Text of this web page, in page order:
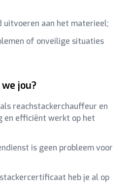
uitvoeren aan het materieel;
of onveilige situaties
jou?
reachstackerchauffeur en
en efficiënt werkt op het
is geen probleem voor
heb je al op